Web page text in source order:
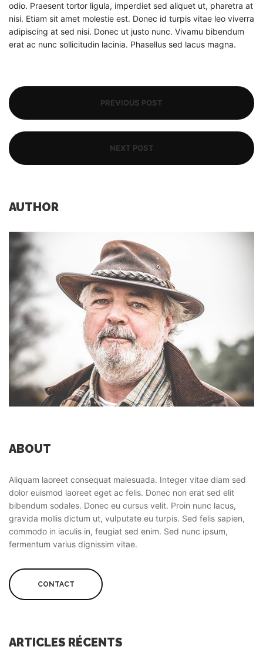
odio. Praesent tortor ligula, imperdiet sed aliquet ut, pharetra at
nisi. Etiam sit amet molestie est. Donec id turpis vitae leo viverra
adipiscing at sed nisi. Donec ut justo nunc. Vivamu bibendum
erat ac nunc sollicitudin lacinia. Phasellus sed lacus magna.
PREVIOUS POST
NEXT POST
AUTHOR
ABOUT
Aliquam laoreet consequat malesuada. Integer vitae diam sed
dolor euismod laoreet eget ac felis. Donec non erat sed elit
bibendum sodales. Donec eu cursus velit. Proin nunc lacus,
gravida mollis dictum ut, vulputate eu turpis. Sed felis sapien,
commodo in iaculis in, feugiat sed enim. Sed nunc ipsum,
fermentum varius dignissim vitae.
CONTACT
ARTICLES RÉCENTS